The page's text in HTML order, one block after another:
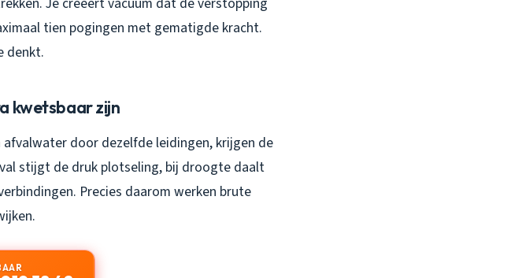
tien pogingen met gematigde kracht.
denkt.
kwetsbaar zijn
door dezelfde leidingen, krijgen de
stijgt de druk plotseling, bij droogte daalt
Precies daarom werken brute